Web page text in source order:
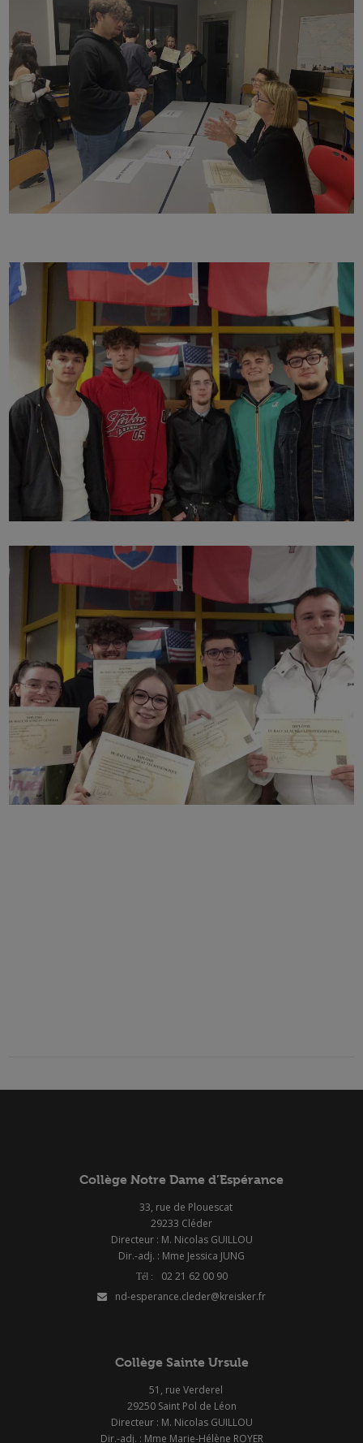
Collège Notre Dame d’Espérance
33, rue de Plouescat
29233 Cléder
Directeur : M. Nicolas GUILLOU
Dir.-adj. : Mme Jessica JUNG
02 21 62 00 90
nd-esperance.cleder@kreisker.fr
Collège Sainte Ursule
51, rue Verderel
29250 Saint Pol de Léon
Directeur : M. Nicolas GUILLOU
Dir.-adj. : Mme Marie-Hélène ROYER